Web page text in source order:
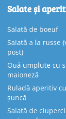
Salate și
Salată de boeuf
Salată a la russe
post)
Ouă umplute cu
maioneză
Ruladă aperitiv
șuncă
Salată de